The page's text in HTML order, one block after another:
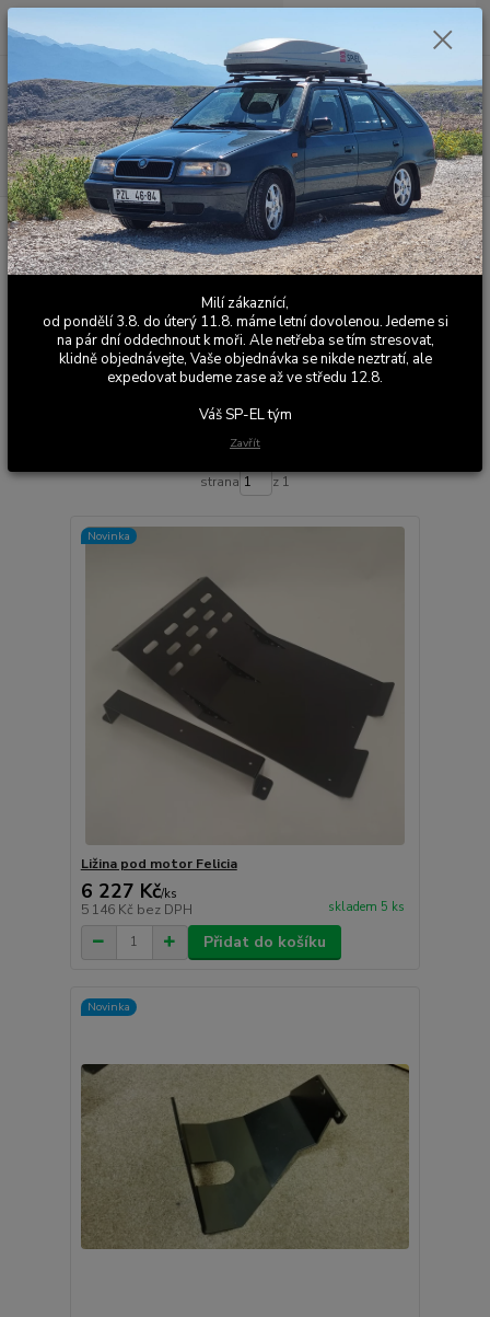
Menu
Hledat
Po - Pá 9:00 - 17:00
0,00 Kč
Úvod Sportovní / Závodní podvozky Zvýšení a ochrana podvozku
Zvýšení a ochrana podvozku
Upřesnit parametry
Zobrazuji 1-13 z 13
strana z 1
Novinka
Ližina pod motor Felicia
6 227 Kč/ks
5 146 Kč bez DPH skladem 5 ks
Přidat do košíku
Novinka
Milí zákaznící,
od pondělí 3.8. do úterý 11.8. máme letní dovolenou. Jedeme si
na pár dní oddechnout k moři. Ale netřeba se tím stresovat,
klidně objednávejte, Vaše objednávka se nikde neztratí, ale
expedovat budeme zase až ve středu 12.8.
Váš SP-EL tým
Zavřít